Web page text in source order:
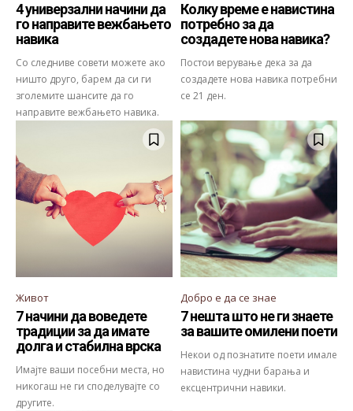
4 универзални начини да
го направите вежбањето
навика
Со следниве совети можете ако
ништо друго, барем да си ги
зголемите шансите да го
направите вежбањето навика.
Колку време е навистина
потребно за да
создадете нова навика?
Постои верување дека за да
создадете нова навика потребни
се 21 ден.
Живот
7 начини да воведете
традиции за да имате
долга и стабилна врска
Имајте ваши посебни места, но
никогаш не ги споделувајте со
другите.
Добро е да се знае
7 нешта што не ги знаете
за вашите омилени поети
Некои од познатите поети имале
навистина чудни барања и
ексцентрични навики.